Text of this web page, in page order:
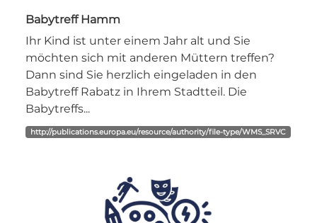
Babytreff Hamm
Ihr Kind ist unter einem Jahr alt und Sie
möchten sich mit anderen Müttern treffen?
Dann sind Sie herzlich eingeladen in den
Babytreff Rabatz in Ihrem Stadtteil. Die
Babytreffs...
http://publications.europa.eu/resource/authority/file-type/WMS_SRVC